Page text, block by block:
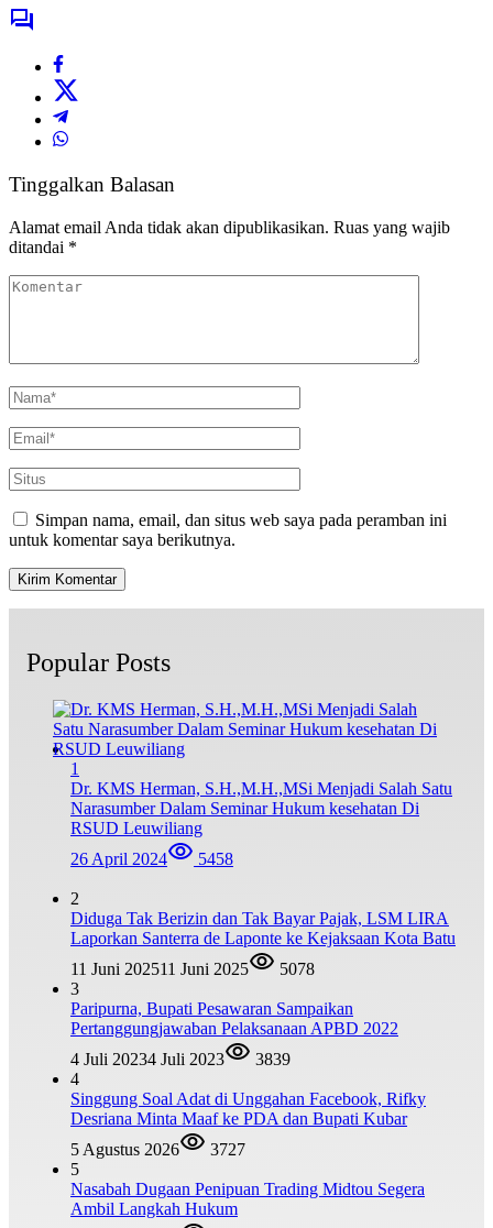
Tinggalkan Balasan
Alamat email Anda tidak akan dipublikasikan. Ruas yang wajib
ditandai *
Simpan nama, email, dan situs web saya pada peramban ini
untuk komentar saya berikutnya.
Popular Posts
1
Dr. KMS Herman, S.H.,M.H.,MSi Menjadi Salah Satu
Narasumber Dalam Seminar Hukum kesehatan Di
RSUD Leuwiliang
26 April 2024
5458
2
Diduga Tak Berizin dan Tak Bayar Pajak, LSM LIRA
Laporkan Santerra de Laponte ke Kejaksaan Kota Batu
11 Juni 202511 Juni 2025
5078
3
Paripurna, Bupati Pesawaran Sampaikan
Pertanggungjawaban Pelaksanaan APBD 2022
4 Juli 20234 Juli 2023
3839
4
Singgung Soal Adat di Unggahan Facebook, Rifky
Desriana Minta Maaf ke PDA dan Bupati Kubar
5 Agustus 2026
3727
5
Nasabah Dugaan Penipuan Trading Midtou Segera
Ambil Langkah Hukum